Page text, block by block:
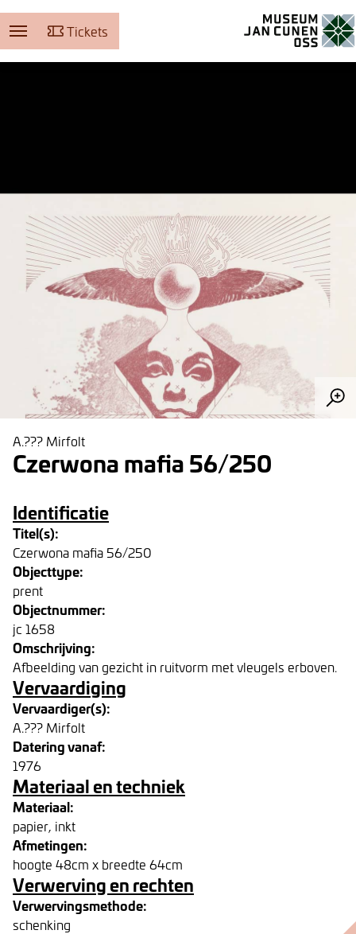
Tickets
A.??? Mirfolt
Czerwona mafia 56/250
Identificatie
Titel(s):
Czerwona mafia 56/250
Objecttype:
prent
Objectnummer:
jc 1658
Omschrijving:
Afbeelding van gezicht in ruitvorm met vleugels erboven.
Vervaardiging
Vervaardiger(s):
A.??? Mirfolt
Datering vanaf:
1976
Materiaal en techniek
Materiaal:
papier, inkt
Afmetingen:
hoogte 48cm x breedte 64cm
Verwerving en rechten
Verwervingsmethode:
schenking